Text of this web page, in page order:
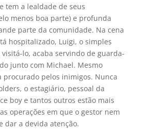
tem a lealdade de seus
menos boa parte) e profunda
parte da comunidade. Na cena
hospitalizado, Luigi, o simples
lo, acaba servindo de guarda-
junto com Michael. Mesmo
procurado pelos inimigos. Nunca
o estagiário, pessoal da
boy e tantos outros estão mais
operações em que o gestor nem
dar a devida atenção.